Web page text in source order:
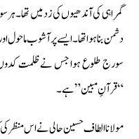
گمراہی کی آندھیوں کی زد میں تھا۔ ہر
دشمن بنا ہوا تھا۔ ایسے پرآشوب
سورج طلوع ہوا جس نے ظلمت کدوں کو
“قرآنِ مبین” ہے۔
مولانا الطاف حسین حالی نے اس منظر